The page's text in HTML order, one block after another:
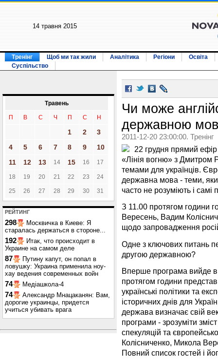
14 травня 2015
Тренінг Щоб ми так жили Аналітика Регіони
Освіта
Суспільство
Травень
П В С Ч П С Н
1 2
3
4
5 6 7 8 9
10
11
12 13 14 15 16 17
18 19 20 21 22 23 24
25 26 27 28 29 30 31
РЕЙТИНГ
298
Москвичка в Киеве: Я
старалась держаться в стороне...
192
Итак, что происходит в
Украине на самом деле
87
Путину капут, он попал в
ловушку: Украина применила ноу-
хау ведения современных войн
74 Медіашкола-4
74
Александр Мнацаканян: Вам,
дорогие украинцы, придется
учиться убивать врага
Чи може
державною
2011-12-20 23:00:00. Тренінг
22 грудня прямий ефір
«Лінія вогню» з Дмитром
темами для українців.
державна мова - теми,
часто не розуміють і самі
З 11.00 протягом години
Вересень, Вадим
щодо запровадження
Одне з ключових питань
другою державною?
Вперше програма вийде в
протягом години
українські політики та
історичних днів для
держава визначає свій
програми - зрозуміти
спекуляцій та
Колісниченко, Микола
Повний список гостей і